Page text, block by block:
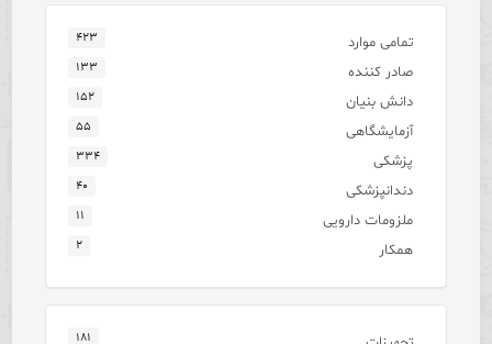
تمامی موارد ۴۲۳
صادر کننده ۱۳۳
دانش بنیان ۱۵۲
آزمایشگاهی ۵۵
پزشکی ۳۳۴
دندانپزشکی ۴۰
ملزومات دارویی ۱۱
همکار ۲
۱۸۱